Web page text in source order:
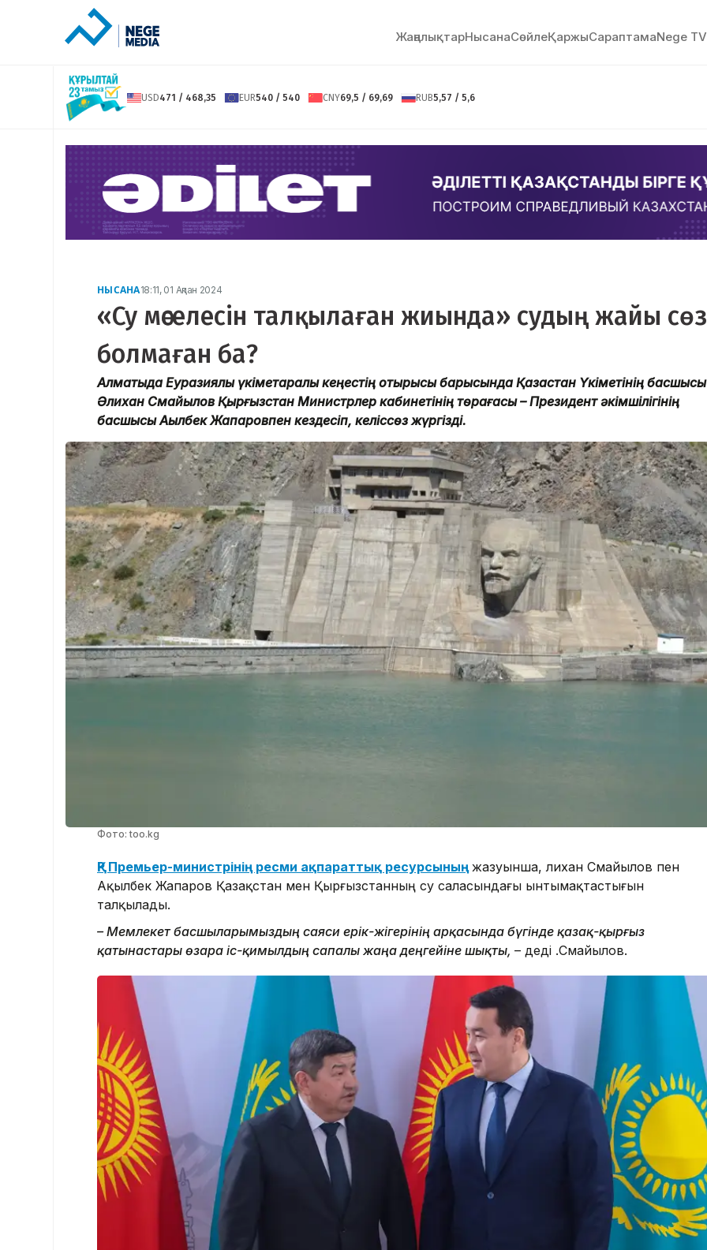
ЖаңалықтарНысанаСөйлeҚаржыСараптамаNege TV
USD471 / 468,35 EUR540 / 540 CNY69,5 / 69,69 RUB5,57 / 5,6
НЫСАНА18:11, 01 Ақпан 2024
«Су мәселесін талқылаған жиында» судың жайы сөз
болмаған ба?
Алматыда Еуразиялық үкіметаралық кеңестің отырысы барысында Қазақстан Үкіметінің басшысы
Әлихан Смайылов Қырғызстан Министрлер кабинетінің төрағасы – Президент әкімшілігінің
басшысы Ақылбек Жапаровпен кездесіп, келіссөз жүргізді.
Фото: too.kg
ҚР Премьер-министрінің ресми ақпараттық ресурсының жазуынша, Әлихан Смайылов пен
Ақылбек Жапаров Қазақстан мен Қырғызстанның су саласындағы ынтымақтастығын
талқылады.
– Мемлекет басшыларымыздың саяси ерік-жігерінің арқасында бүгінде қазақ-қырғыз
қатынастары өзара іс-қимылдың сапалы жаңа деңгейіне шықты, – деді Ә.Смайылов.